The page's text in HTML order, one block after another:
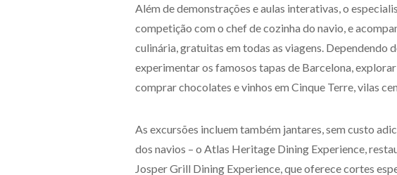
Além de demonstrações e aulas interativas, o
competição com o chef de cozinha do navio, e
culinária, gratuitas em todas as viagens. Dependendo
experimentar os famosos tapas de Barcelona,
comprar chocolates e vinhos em Cinque Terre, vilas
As excursões incluem também jantares, sem custo
dos navios – o Atlas Heritage Dining Experience,
Josper Grill Dining Experience, que oferece cortes